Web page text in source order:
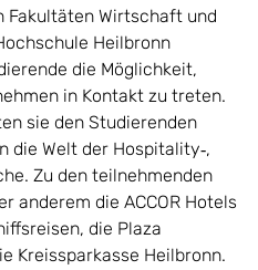
Fakultäten Wirtschaft und
Heilbronn
die Möglichkeit,
in Kontakt zu treten.
sie den Studierenden
die Welt der Hospitality‑,
Zu den teilnehmenden
anderem die ACCOR Hotels
die Plaza
Kreissparkasse Heilbronn.